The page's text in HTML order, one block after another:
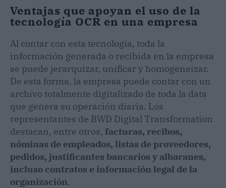
Ventajas que apoyan el uso de la
tecnología OCR en una empresa
Al contar con esta tecnología, toda la
información generada o recibida en la empresa
se puede jerarquizar, unificar y homogeneizar.
De esta forma, la empresa puede contar con un
archivo totalmente digitalizado de toda la data
que genera su operación diaria. Los
representantes de BWD Digital Transformation
destacan, entre otros, facturas, recibos,
nóminas de empleados, listas de proveedores,
pedidos, justificantes bancarios y albaranes,
incluso contratos e información legal de la
organización.